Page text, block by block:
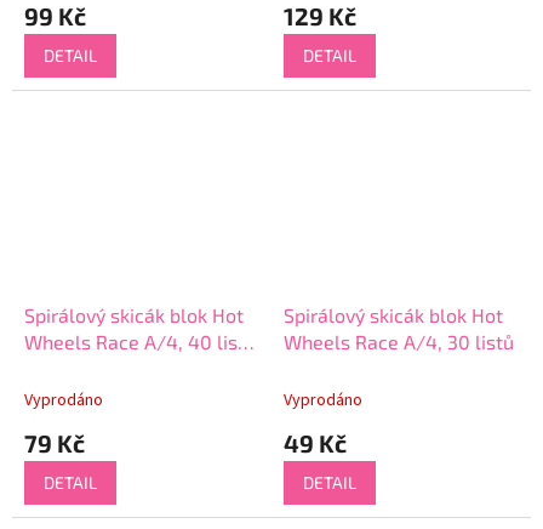
99 Kč
DETAIL
129 Kč
DETAIL
Spirálový skicák blok Hot
Wheels Race A/4, 40 listů
Vyprodáno
79 Kč
DETAIL
Spirálový skicák blok Hot
Wheels Race A/4, 30 listů
Vyprodáno
49 Kč
DETAIL